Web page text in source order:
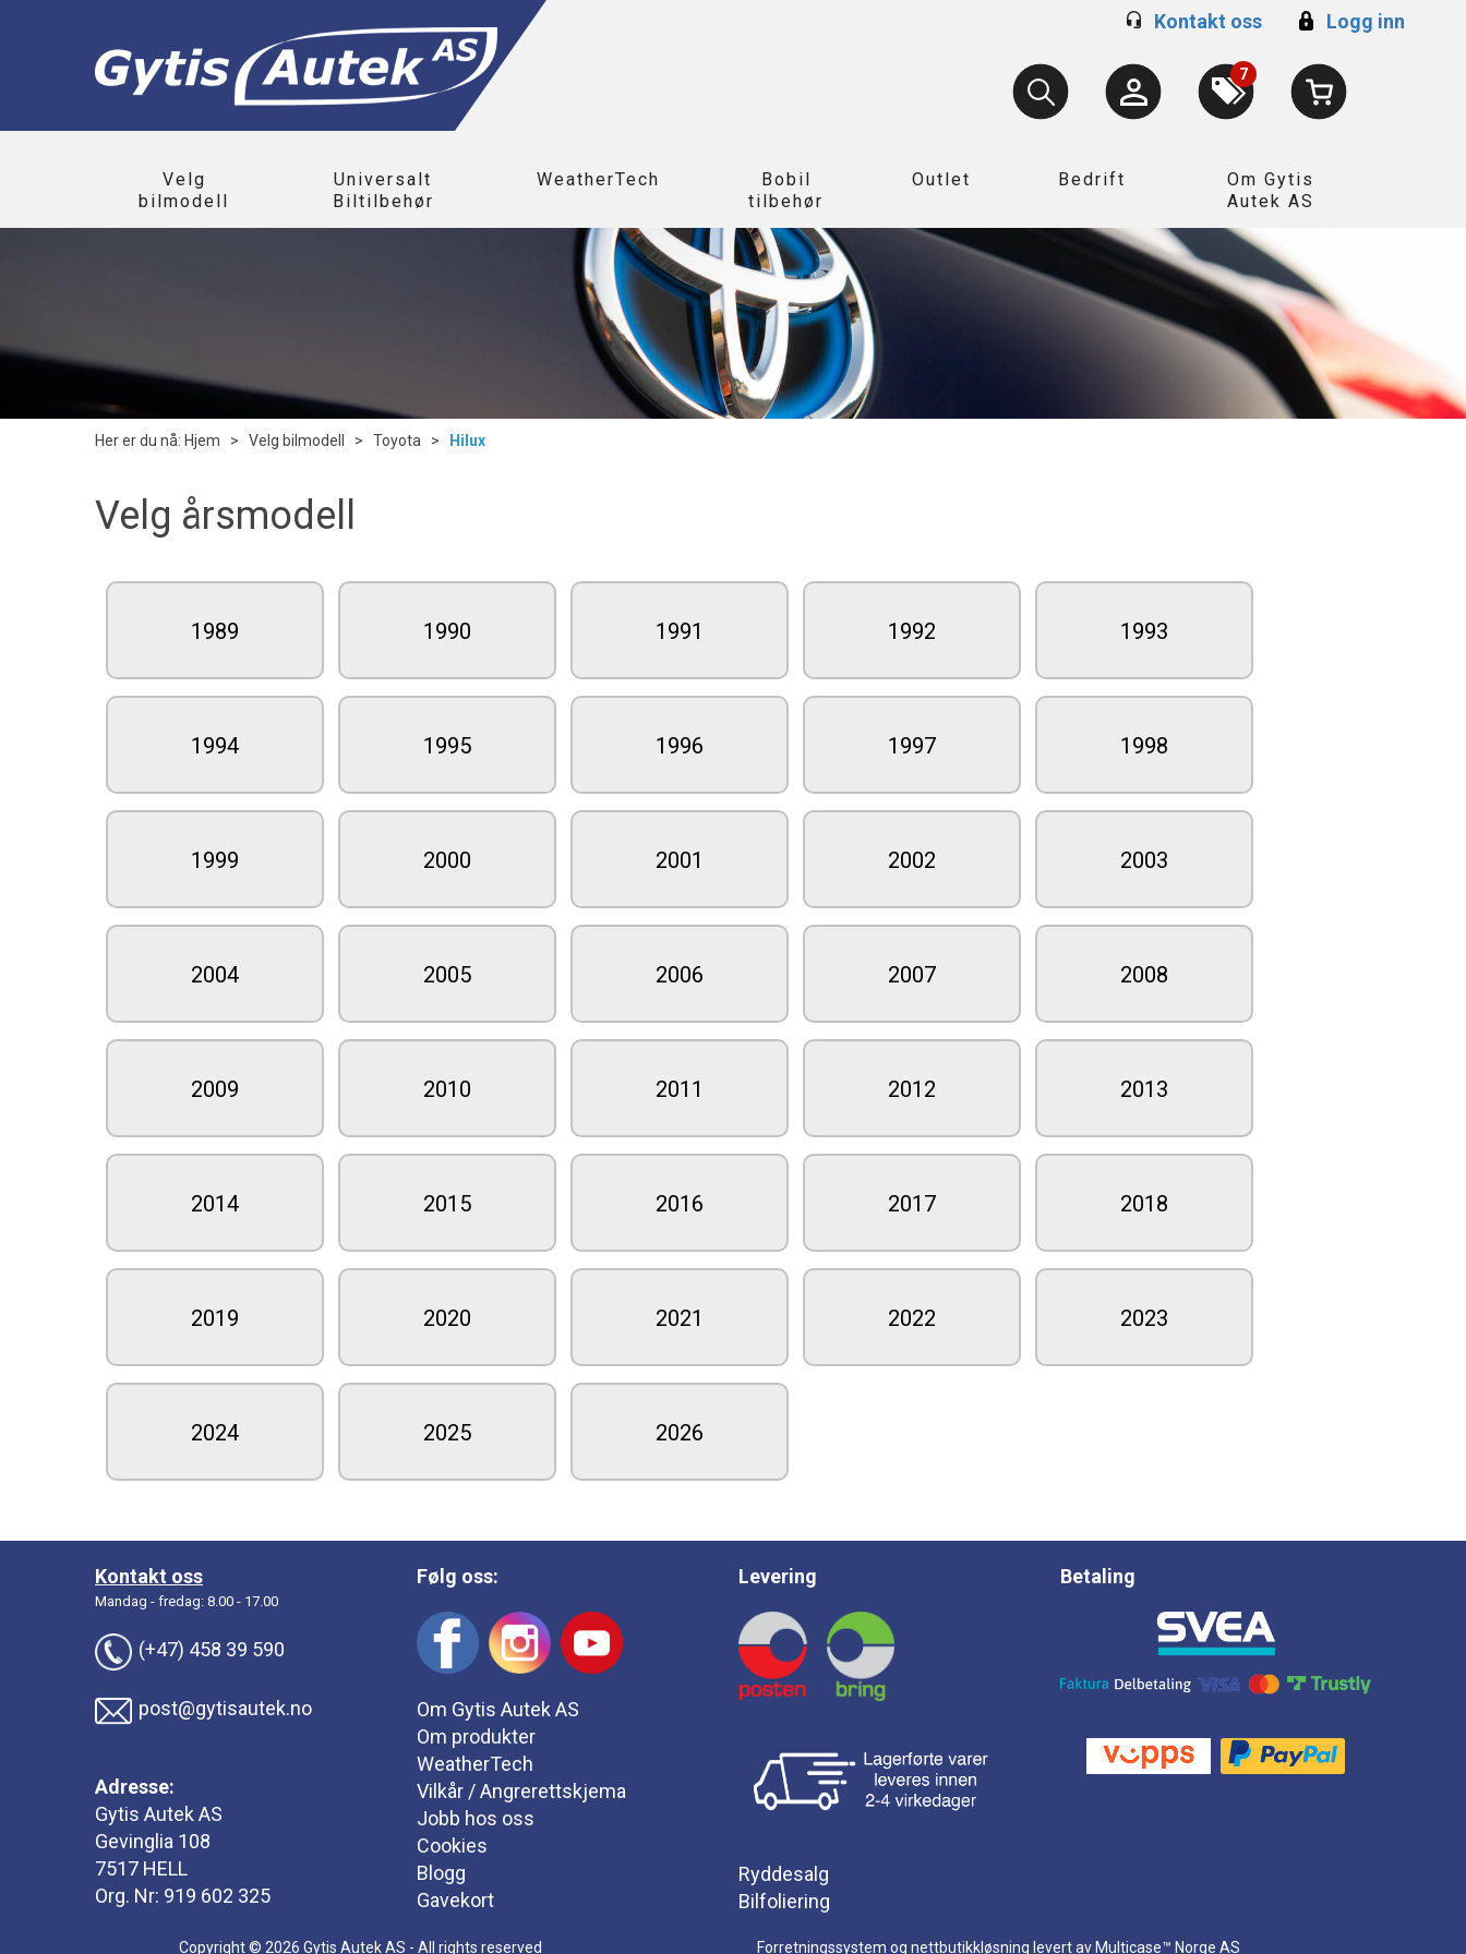
Kontakt oss Logg inn
7
Velg
bilmodell
Universalt
Biltilbehør
WeatherTech
Bobil
tilbehør
Outlet Bedrift
Om Gytis
Autek AS
Her er du nå: Hjem > Velg bilmodell > Toyota > Hilux
Velg årsmodell
1989 1990 1991 1992 1993
1994 1995 1996 1997 1998
1999 2000 2001 2002 2003
2004 2005 2006 2007 2008
2009 2010 2011 2012 2013
2014 2015 2016 2017 2018
2019 2020 2021 2022 2023
2024 2025 2026
Kontakt oss
Mandag - fredag: 8.00 - 17.00
(+47) 458 39 590
post@gytisautek.no
Adresse:
Gytis Autek AS
Gevinglia 108
7517 HELL
Org. Nr: 919 602 325
Følg oss:
Om Gytis Autek AS
Om produkter
WeatherTech
Vilkår / Angrerettskjema
Jobb hos oss
Cookies
Blogg
Gavekort
Levering
Ryddesalg
Bilfoliering
Betaling
Copyright © 2026 Gytis Autek AS - All rights reserved Forretningssystem ognettbutikkløsning levert av Multicase™ Norge AS